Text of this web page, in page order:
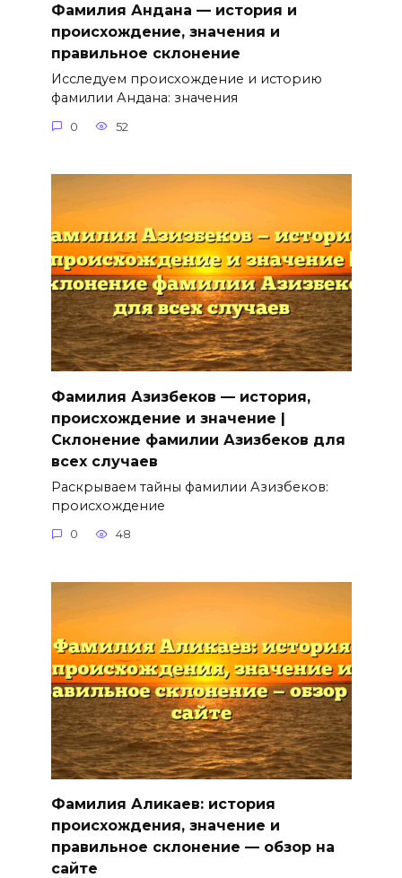
Фамилия Андана — история и
происхождение, значения и
правильное склонение
Исследуем происхождение и историю
фамилии Андана: значения
0 52
Фамилия Азизбеков — история,
происхождение и значение |
Склонение фамилии Азизбеков для
всех случаев
Раскрываем тайны фамилии Азизбеков:
происхождение
0 48
Фамилия Аликаев: история
происхождения, значение и
правильное склонение — обзор на
сайте